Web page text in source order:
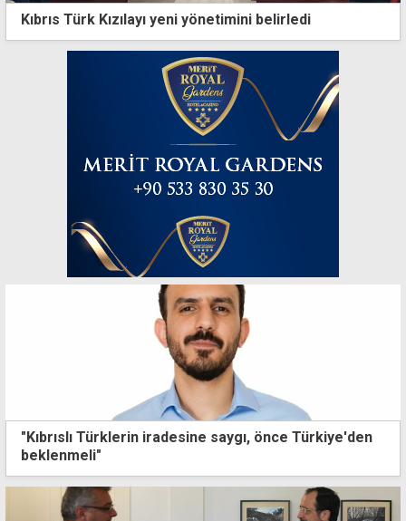
Kıbrıs Türk Kızılayı yeni yönetimini belirledi
"Kıbrıslı Türklerin iradesine saygı, önce Türkiye'den
beklenmeli"